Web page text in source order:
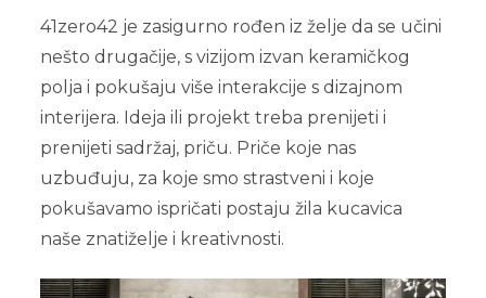
41zero42 je zasigurno rođen iz želje da se učini
nešto drugačije, s vizijom izvan keramičkog
polja i pokušaju više interakcije s dizajnom
interijera. Ideja ili projekt treba prenijeti i
prenijeti sadržaj, priču. Priče koje nas
uzbuđuju, za koje smo strastveni i koje
pokušavamo ispričati postaju žila kucavica
naše znatiželje i kreativnosti.